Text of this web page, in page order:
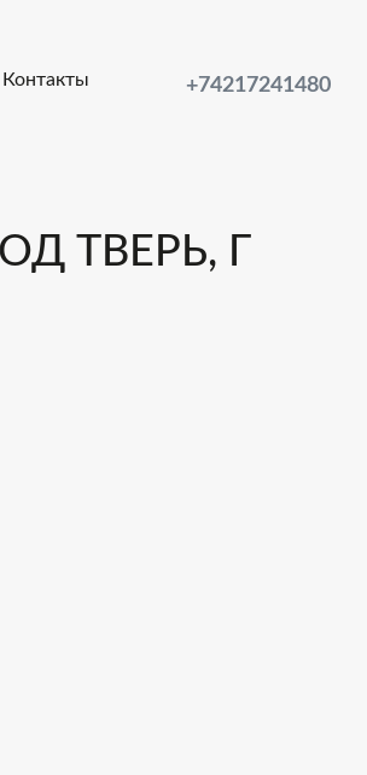
Контакты +74217241480
ТВЕРЬ, Г